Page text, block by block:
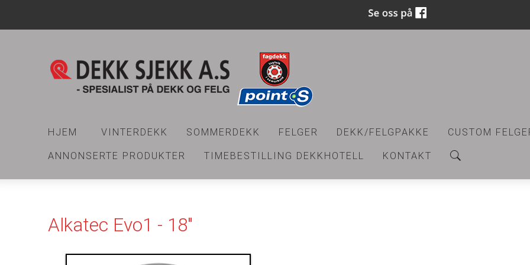
HJEM VINTERDEKK SOMMERDEKK FELGER DEKK/FELGPAKKE CUSTOM
ANNONSERTE PRODUKTER TIMEBESTILLING DEKKHOTELL KONTAKT
Alkatec Evo1 - 18"